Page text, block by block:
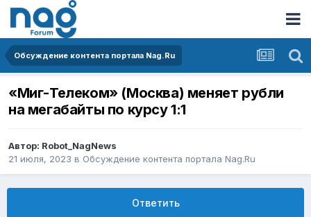
Обсуждение контента портала Nag.Ru
«Миг-Телеком» (Москва) меняет рубли
на мегабайты по курсу 1:1
Автор: Robot_NagNews
21 июля, 2023 в Обсуждение контента портала Nag.Ru
Ответить